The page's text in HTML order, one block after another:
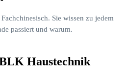
Sie wissen zu jedem
passiert und warum.
Haustechnik